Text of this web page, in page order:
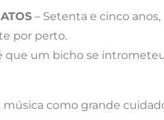
– Setenta e cinco
por perto.
um bicho se intrometeu
música como grande